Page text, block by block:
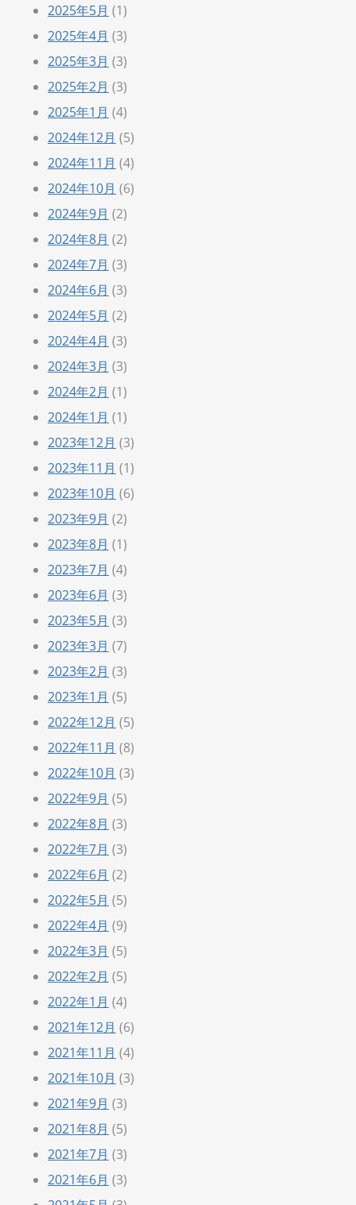
2025年5月 (1)
2025年4月 (3)
2025年3月 (3)
2025年2月 (3)
2025年1月 (4)
2024年12月 (5)
2024年11月 (4)
2024年10月 (6)
2024年9月 (2)
2024年8月 (2)
2024年7月 (3)
2024年6月 (3)
2024年5月 (2)
2024年4月 (3)
2024年3月 (3)
2024年2月 (1)
2024年1月 (1)
2023年12月 (3)
2023年11月 (1)
2023年10月 (6)
2023年9月 (2)
2023年8月 (1)
2023年7月 (4)
2023年6月 (3)
2023年5月 (3)
2023年3月 (7)
2023年2月 (3)
2023年1月 (5)
2022年12月 (5)
2022年11月 (8)
2022年10月 (3)
2022年9月 (5)
2022年8月 (3)
2022年7月 (3)
2022年6月 (2)
2022年5月 (5)
2022年4月 (9)
2022年3月 (5)
2022年2月 (5)
2022年1月 (4)
2021年12月 (6)
2021年11月 (4)
2021年10月 (3)
2021年9月 (3)
2021年8月 (5)
2021年7月 (3)
2021年6月 (3)